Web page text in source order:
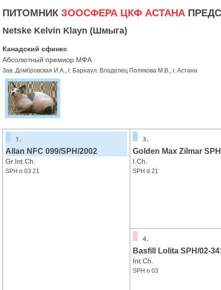
ПИТОМНИК ЗООСФЕРА ЦКФ АСТАНА
Netske Kelvin Klayn (Шмыга)
Канадский сфинкс
Абсолютный премиор МФА
Зав. Домбровская И.А., г. Барнаул. Владелец Полякова М.В., г. Астана
Allan NFC 099/SPH/2002
Gr.Int.Ch.
SPH n 03 21
Golden Max Zilmar
I.Ch.
SPH d 21
Basfill Lolita SPH/02-
Int.Ch.
SPH n 03